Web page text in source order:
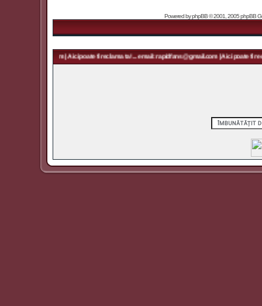
Powered byphpBB© 2001, 2005 phpBB
| Aici poate fi reclama ta! ... email: rapidfans@gmail.com | Aici poate fi